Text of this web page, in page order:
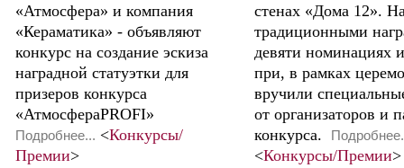
«Атмосфера» и компания
«Кераматика» - объявляют
конкурс на создание эскиза
наградной статуэтки для
призеров конкурса
«АтмосфераPROFI»
Подробнее... <Конкурсы/
Премии>
стенах «Дома 12».
традиционными
девяти номинациях
при, в рамках
вручили
от организаторов и
конкурса.
<Конкурсы/Премии>